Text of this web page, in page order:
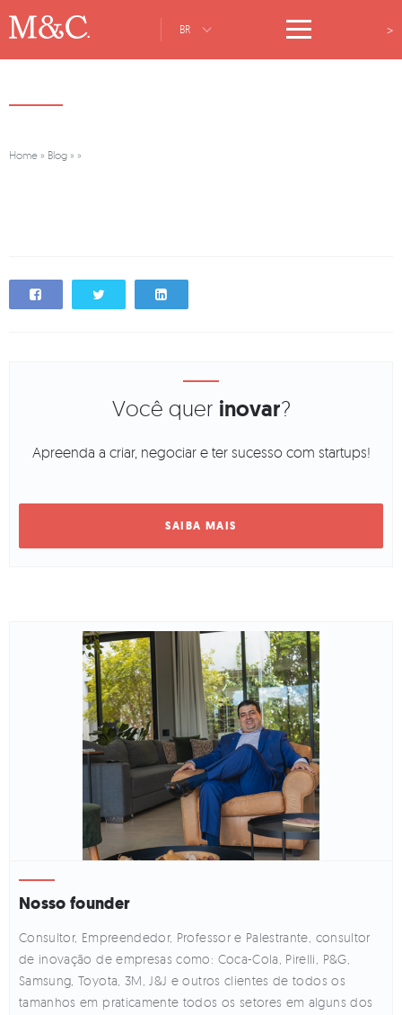
BR >
Home » Blog » »
Você quer inovar?
Apreenda a criar, negociar e ter sucesso com startups!
Nosso founder
Consultor, Empreendedor, Professor e Palestrante, consultor
de inovação de empresas como: Coca-Cola, Pirelli, P&G,
Samsung, Toyota, 3M, J&J e outros clientes de todos os
tamanhos em praticamente todos os setores em alguns dos